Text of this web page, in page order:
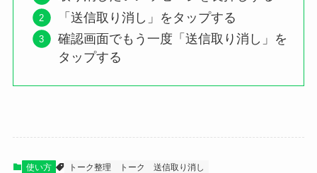
「送信取り消し」をタップする
確認画面でもう一度「送信取り消し」を
タップする
使い方 トーク整理 トーク 送信取り消し